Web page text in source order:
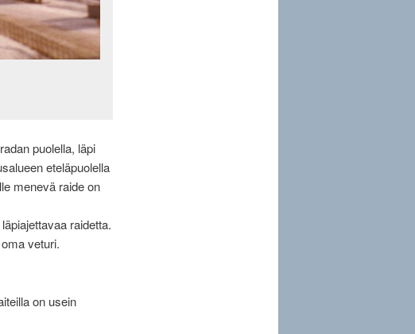
puolella, läpi
eteläpuolella
menevä raide on
raidetta.
veturi.
on usein